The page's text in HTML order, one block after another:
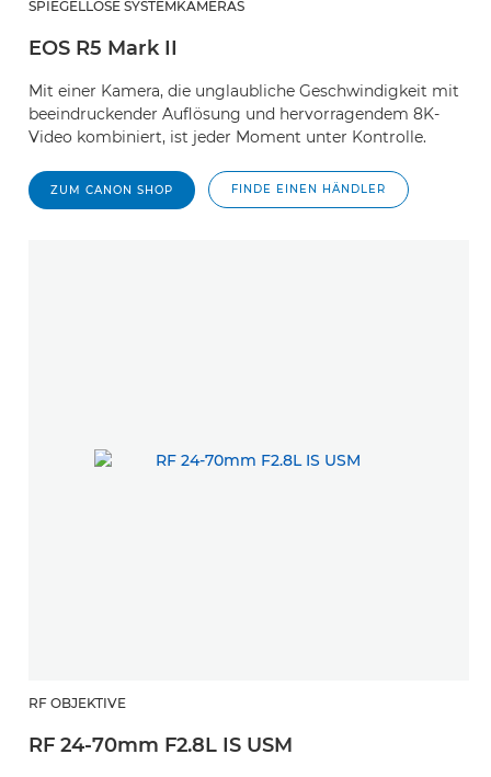
SPIEGELLOSE SYSTEMKAMERAS
EOS R5 Mark II
Mit einer Kamera, die unglaubliche Geschwindigkeit mit
beeindruckender Auflösung und hervorragendem 8K-
Video kombiniert, ist jeder Moment unter Kontrolle.
ZUM CANON SHOP FINDE EINEN HÄNDLER
RF OBJEKTIVE
RF 24-70mm F2.8L IS USM